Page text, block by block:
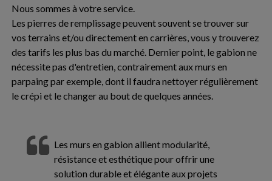
Nous sommes à votre service.
Les pierres de remplissage peuvent souvent se trouver sur
vos terrains et/ou directement en carrières, vous y trouverez
des tarifs les plus bas du marché. Dernier point, le gabion ne
nécessite pas d'entretien, contrairement aux murs en
parpaing par exemple, dont il faudra nettoyer régulièrement
le crépi et le changer au bout de quelques années.
Les murs en gabion allient modularité,
résistance et esthétique pour offrir une
solution durable et élégante aux projets